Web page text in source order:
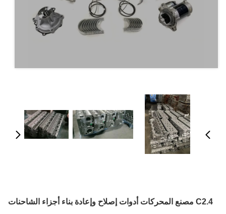
C2.4 مصنع المحركات أدوات إصلاح وإعادة بناء أجزاء الشاحنات